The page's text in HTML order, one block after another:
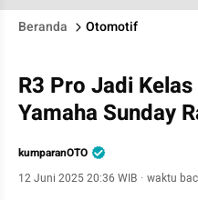
Beranda Otomotif
R3 Pro Jadi
Yamaha Sunday
kumparanOTO
12 Juni 2025 20:36 WIB · waktu